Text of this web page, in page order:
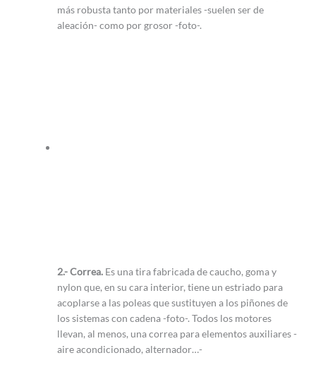
más robusta tanto por materiales -suelen ser de
aleación- como por grosor -foto-.
2.- Correa. Es una tira fabricada de caucho, goma y
nylon que, en su cara interior, tiene un estriado para
acoplarse a las poleas que sustituyen a los piñones de
los sistemas con cadena -foto-. Todos los motores
llevan, al menos, una correa para elementos auxiliares -
aire acondicionado, alternador…-